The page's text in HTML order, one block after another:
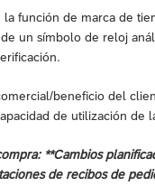
la función de marca de
un símbolo de reloj
beneficio del
de utilización de
**Cambios
de recibos de